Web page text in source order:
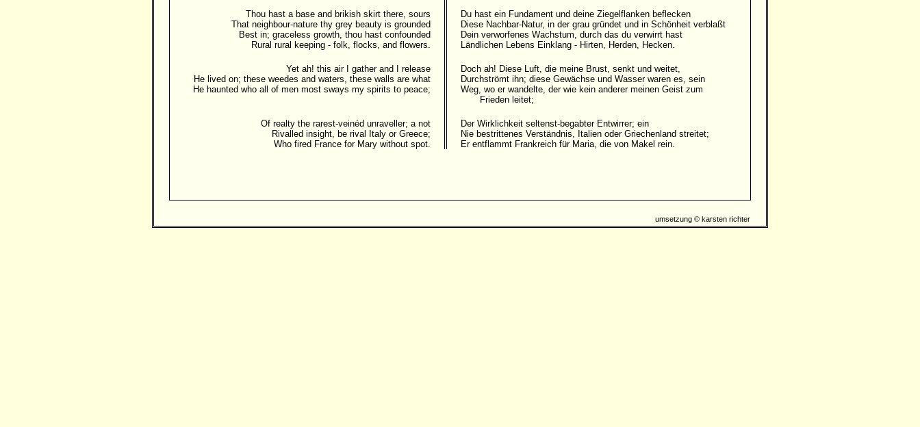
Thou hast a base and brikish skirt there, sours
That neighbour-nature thy grey beauty is grounded
Best in; graceless growth, thou hast confounded
Rural rural keeping - folk, flocks, and flowers.
Du hast ein Fundament und deine Ziegelflanken beflecken
Diese Nachbar-Natur, in der grau gründet und in Schönheit verblaßt
Dein verworfenes Wachstum, durch das du verwirrt hast
Ländlichen Lebens Einklang - Hirten, Herden, Hecken.
Yet ah! this air I gather and I release
He lived on; these weedes and waters, these walls are what
He haunted who all of men most sways my spirits to peace;
Doch ah! Diese Luft, die meine Brust, senkt und weitet,
Durchströmt ihn; diese Gewächse und Wasser waren es, sein
Weg, wo er wandelte, der wie kein anderer meinen Geist zum
Frieden leitet;
Of realty the rarest-veinéd unraveller; a not
Rivalled insight, be rival Italy or Greece;
Who fired France for Mary without spot.
Der Wirklichkeit seltenst-begabter Entwirrer; ein
Nie bestrittenes Verständnis, Italien oder Griechenland streitet;
Er entflammt Frankreich für Maria, die von Makel rein.
umsetzung © karsten richter